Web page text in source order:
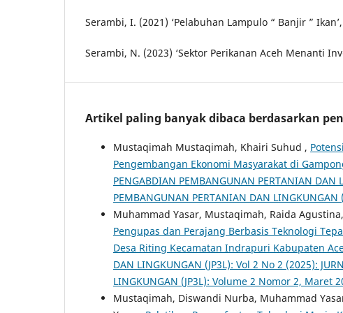
Serambi, I. (2021) ‘Pelabuhan Lampulo “ Banjir ”
Serambi, N. (2023) ‘Sektor Perikanan Aceh Menanti
Artikel paling banyak dibaca berdasarkan
Mustaqimah Mustaqimah, Khairi Suhud ,
Pengembangan Ekonomi Masyarakat di
PENGABDIAN PEMBANGUNAN PERTANIAN
PEMBANGUNAN PERTANIAN DAN
Muhammad Yasar, Mustaqimah, Raida
Pengupas dan Perajang Berbasis Teknologi
Desa Riting Kecamatan Indrapuri Kabupaten
DAN LINGKUNGAN (JP3L): Vol 2 No 2 (2025):
LINGKUNGAN (JP3L): Volume 2 Nomor 2, Maret
Mustaqimah, Diswandi Nurba, Muhammad